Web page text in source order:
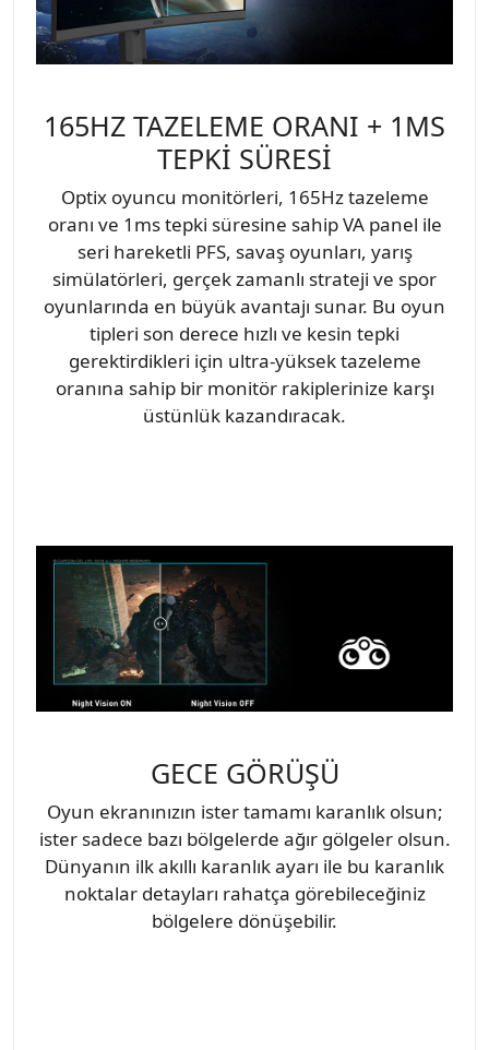
165HZ TAZELEME ORANI + 1MS
TEPKİ SÜRESİ
Optix oyuncu monitörleri, 165Hz tazeleme
oranı ve 1ms tepki süresine sahip VA panel ile
seri hareketli PFS, savaş oyunları, yarış
simülatörleri, gerçek zamanlı strateji ve spor
oyunlarında en büyük avantajı sunar. Bu oyun
tipleri son derece hızlı ve kesin tepki
gerektirdikleri için ultra-yüksek tazeleme
oranına sahip bir monitör rakiplerinize karşı
üstünlük kazandıracak.
GECE GÖRÜŞÜ
Oyun ekranınızın ister tamamı karanlık olsun;
ister sadece bazı bölgelerde ağır gölgeler olsun.
Dünyanın ilk akıllı karanlık ayarı ile bu karanlık
noktalar detayları rahatça görebileceğiniz
bölgelere dönüşebilir.